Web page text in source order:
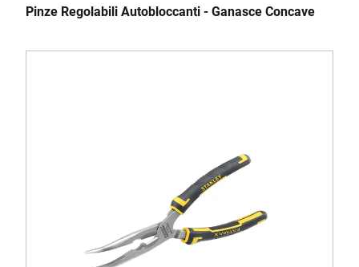
Pinze Regolabili Autobloccanti - Ganasce Concave